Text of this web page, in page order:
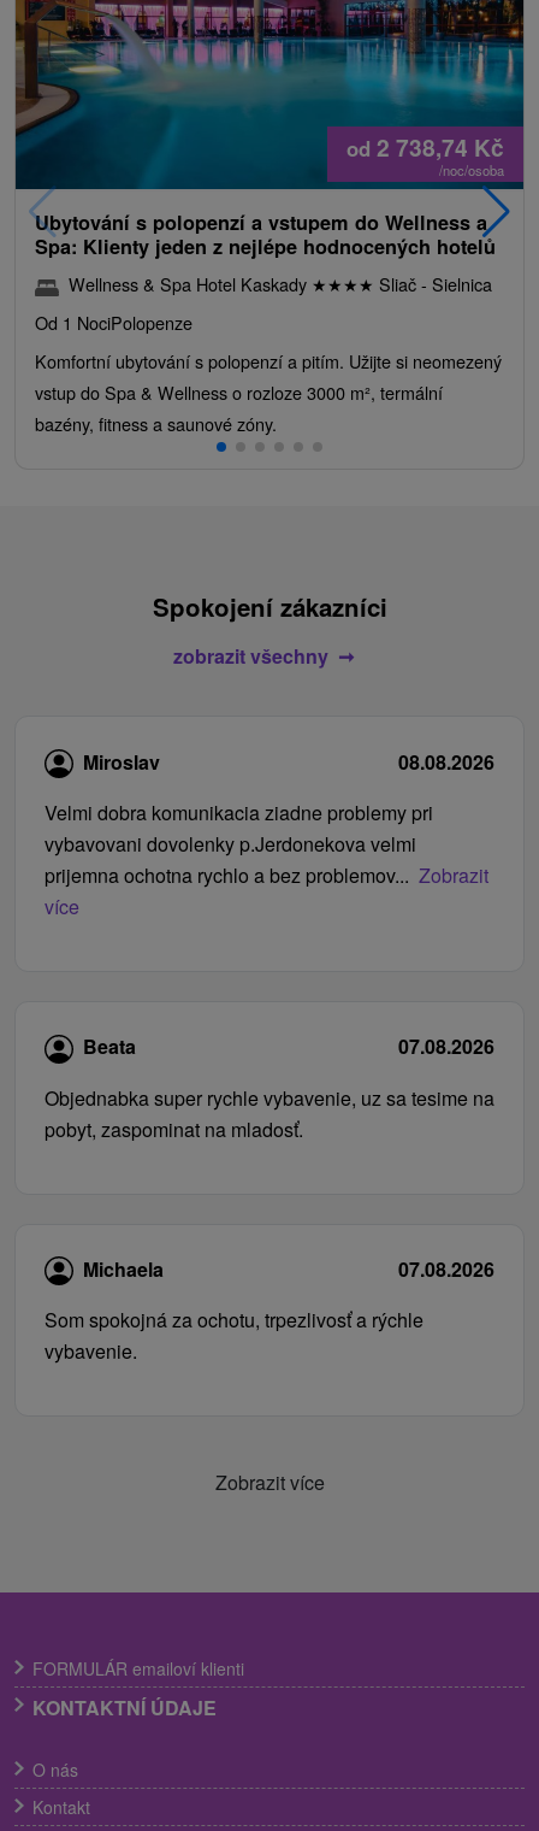
od 2 738,74 Kč
/noc/osoba
Ubytování s polopenzí a vstupem do Wellness a
Spa: Klienty jeden z nejlépe hodnocených hotelů
Wellness & Spa Hotel Kaskady ★★★★ Sliač - Sielnica
Od 1 NociPolopenze
Komfortní ubytování s polopenzí a pitím. Užijte si neomezený
vstup do Spa & Wellness o rozloze 3000 m², termální
bazény, fitness a saunové zóny.
Spokojení zákazníci
zobrazit všechny
Miroslav
08.08.2026
Velmi dobra komunikacia ziadne problemy pri
vybavovani dovolenky p.Jerdonekova velmi
prijemna ochotna rychlo a bez problemov... Zobrazit
více
Beata
07.08.2026
Objednabka super rychle vybavenie, uz sa tesime na
pobyt, zaspominat na mladosť.
Michaela
07.08.2026
Som spokojná za ochotu, trpezlivosť a rýchle
vybavenie.
Zobrazit více
FORMULÁR emailoví klienti
KONTAKTNÍ ÚDAJE
O nás
Kontakt